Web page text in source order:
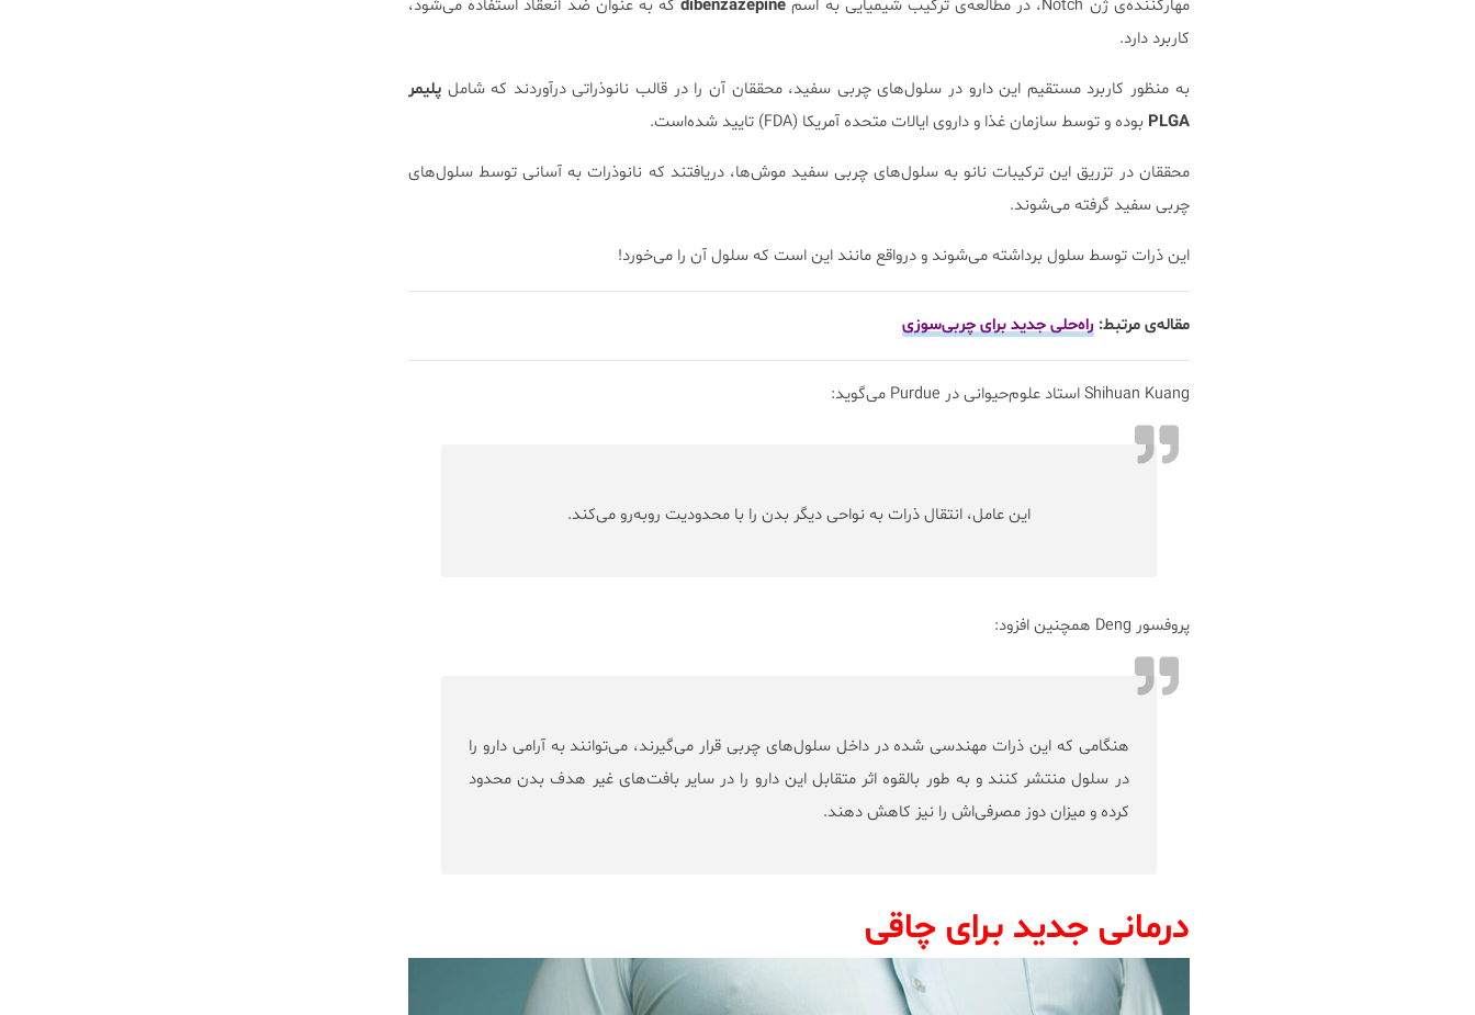
مهارکننده‌ی ژن Notch، در مطالعه‌ی ترکیب شیمیایی به اسم dibenzazepineکه به عنوان ضد انعقاد استفاده می‌شود،
کاربرد دارد.
به منظور کاربرد مستقیم این دارو در سلول‌های چربی سفید، محققان آن را در قالب نانوذراتی درآوردند که شامل پلیمر
PLGA بوده و توسط سازمان غذا و داروی ایالات متحده آمریکا (FDA) تایید شده‌است.
محققان در تزریق این ترکیبات نانو به سلول‌های چربی سفید موش‌ها، دریافتند که نانوذرات به آسانی توسط سلول‌های
چربی سفید گرفته می‌شوند.
این ذرات توسط سلول برداشته می‌شوند و درواقع مانند این است که سلول‌ آن را می‌خورد!
مقاله‌ی مرتبط: راه‌حلی جدید برای چربی‌سوزی
Shihuan Kuang استاد علوم‌حیوانی در Purdue می‌گوید:
این عامل، انتقال ذرات به نواحی دیگر بدن را با محدودیت روبه‌رو می‌کند.
پروفسور Deng همچنین افزود:
هنگامی که این ذرات مهندسی شده در داخل سلول‌های چربی قرار می‌گیرند، می‌توانند به آرامی دارو را
در سلول منتشر کنند و به طور بالقوه اثر متقابل این دارو را در سایر بافت‌های غیر هدف بدن محدود
کرده و میزان دوز مصرفی‌اش را نیز کاهش دهند.
درمانی جدید برای چاقی